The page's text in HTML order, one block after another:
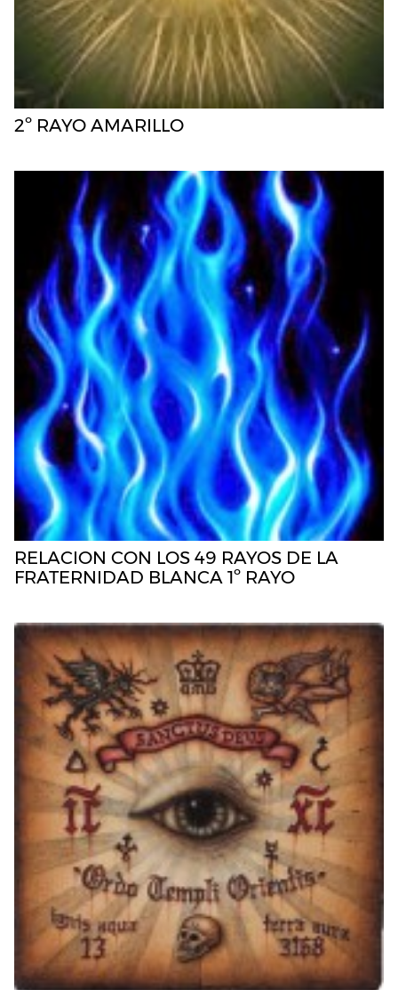
2º RAYO AMARILLO
RELACION CON LOS 49 RAYOS DE LA
FRATERNIDAD BLANCA 1º RAYO